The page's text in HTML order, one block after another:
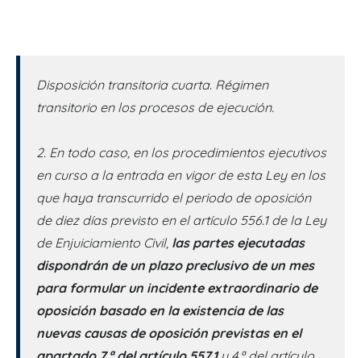
Disposición transitoria cuarta. Régimen
transitorio en los procesos de ejecución.
2. En todo caso, en los procedimientos ejecutivos
en curso a la entrada en vigor de esta Ley en los
que haya transcurrido el periodo de oposición
de diez días previsto en el artículo 556.1 de la Ley
de Enjuiciamiento Civil, las partes ejecutadas
dispondrán de un plazo preclusivo de un mes
para formular un incidente extraordinario de
oposición basado en la existencia de las
nuevas causas de oposición previstas en el